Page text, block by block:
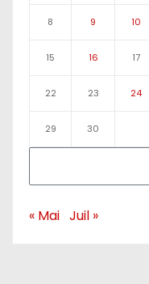
8 9 10
15 16 17
22 23 24
29 30
« Mai Juil »